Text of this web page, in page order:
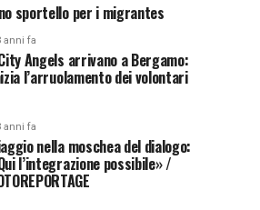
sportello per i migrantes
anni fa
Angels arrivano a Bergamo:
l’arruolamento dei volontari
anni fa
nella moschea del dialogo:
l’integrazione possibile» /